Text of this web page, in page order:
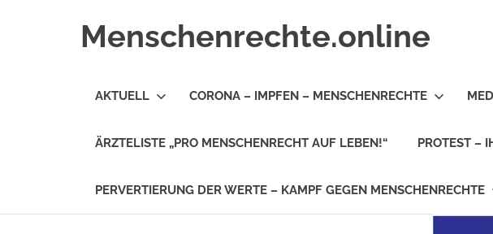
Menschenrechte.online
alle
Geborene
AKTUELL CORONA – IMPFEN – MENSCHENRECHTE
ÄRZTELISTE „PRO MENSCHENRECHT AUF LEBEN!“ PROTEST –
PERVERTIERUNG DER WERTE – KAMPF GEGEN MENSCHENRECHTE